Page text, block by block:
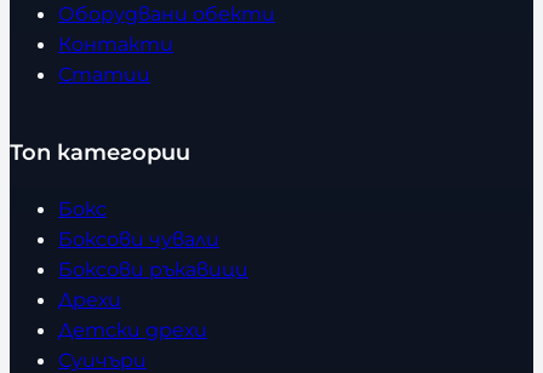
Оборудвани обекти
Контакти
Статии
Топ категории
Бокс
Боксови чували
Боксови ръкавици
Дрехи
Детски дрехи
Суичъри